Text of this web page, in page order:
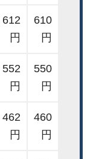
612
円
610
円
552
円
550
円
462
円
460
円